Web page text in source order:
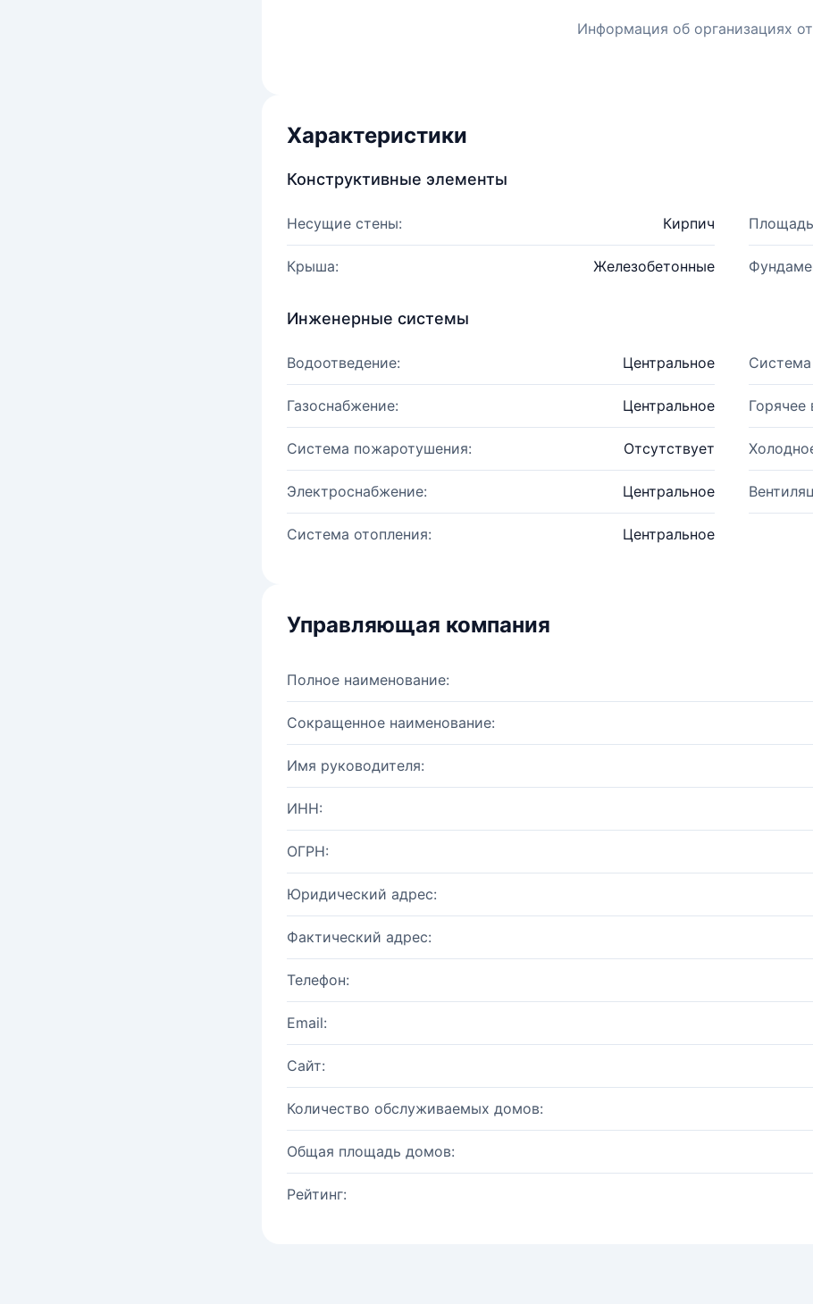
Информация об организациях
Характеристики
Конструктивные элементы
Несущие стены: Кирпич
Крыша: Железобетонные
Инженерные системы
Водоотведение: Центральное
Газоснабжение: Центральное Горячее
Система пожаротушения: Отсутствует
Электроснабжение: Центральное
Система отопления: Центральное
Управляющая компания
Полное наименование:
Сокращенное наименование:
Имя руководителя:
ИНН:
ОГРН:
Юридический адрес:
Фактический адрес:
Телефон:
Email:
Сайт:
Количество обслуживаемых домов:
Общая площадь домов:
Рейтинг: